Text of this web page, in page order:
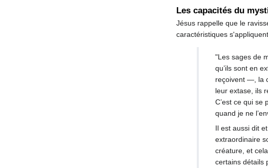
Les capacités du
Jésus rappelle que le
caractéristiques
"Les sages de
qu’ils sont en
reçoivent —, la
leur extase, ils
C’est ce qui se
quand je ne
Il est aussi dit
extraordinaire
créature, et
certains détails